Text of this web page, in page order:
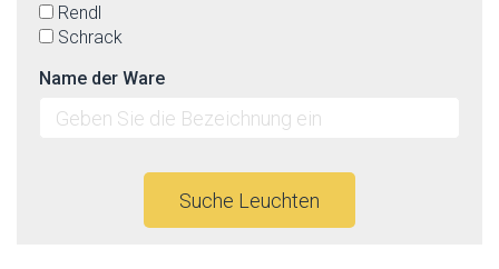
Rendl
Schrack
Name der Ware
Suche Leuchten